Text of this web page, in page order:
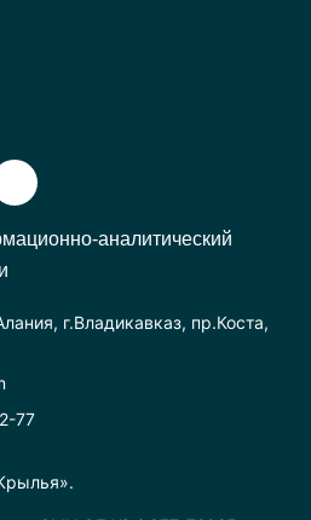
аналитический
г.Владикавказ, пр.Коста,
77